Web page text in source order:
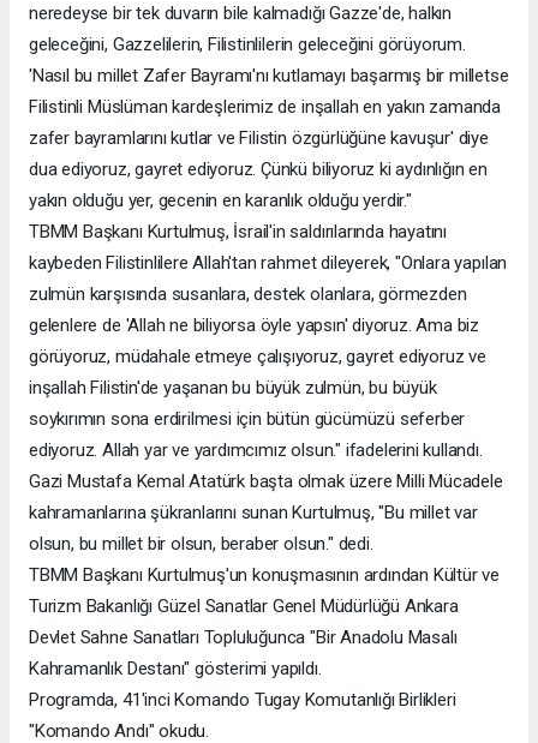
neredeyse bir tek duvarın bile kalmadığı Gazze'de, halkın
geleceğini, Gazzelilerin, Filistinlilerin geleceğini görüyorum.
'Nasıl bu millet Zafer Bayramı'nı kutlamayı başarmış bir milletse
Filistinli Müslüman kardeşlerimiz de inşallah en yakın zamanda
zafer bayramlarını kutlar ve Filistin özgürlüğüne kavuşur' diye
dua ediyoruz, gayret ediyoruz. Çünkü biliyoruz ki aydınlığın en
yakın olduğu yer, gecenin en karanlık olduğu yerdir."
TBMM Başkanı Kurtulmuş, İsrail'in saldırılarında hayatını
kaybeden Filistinlilere Allah'tan rahmet dileyerek, "Onlara yapılan
zulmün karşısında susanlara, destek olanlara, görmezden
gelenlere de 'Allah ne biliyorsa öyle yapsın' diyoruz. Ama biz
görüyoruz, müdahale etmeye çalışıyoruz, gayret ediyoruz ve
inşallah Filistin'de yaşanan bu büyük zulmün, bu büyük
soykırımın sona erdirilmesi için bütün gücümüzü seferber
ediyoruz. Allah yar ve yardımcımız olsun." ifadelerini kullandı.
Gazi Mustafa Kemal Atatürk başta olmak üzere Milli Mücadele
kahramanlarına şükranlarını sunan Kurtulmuş, "Bu millet var
olsun, bu millet bir olsun, beraber olsun." dedi.
TBMM Başkanı Kurtulmuş'un konuşmasının ardından Kültür ve
Turizm Bakanlığı Güzel Sanatlar Genel Müdürlüğü Ankara
Devlet Sahne Sanatları Topluluğunca "Bir Anadolu Masalı
Kahramanlık Destanı" gösterimi yapıldı.
Programda, 41'inci Komando Tugay Komutanlığı Birlikleri
"Komando Andı" okudu.